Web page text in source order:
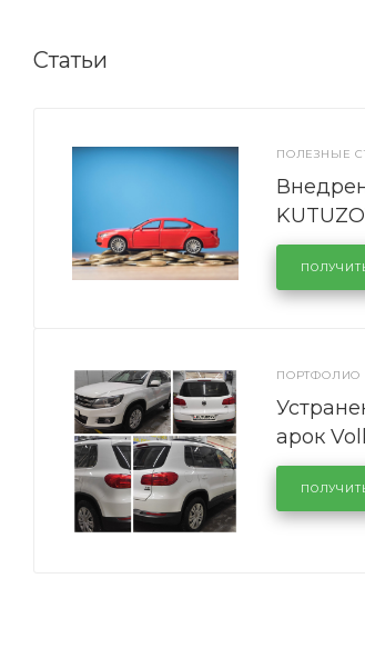
Статьи
ПОЛЕЗНЫЕ
ПОРТФОЛИО
арок